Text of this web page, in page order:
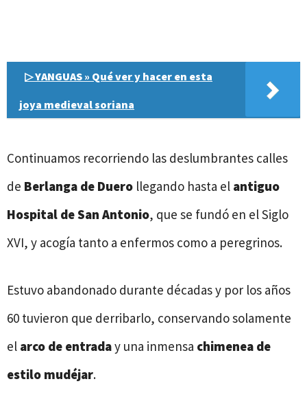
▷ YANGUAS » Qué ver y hacer en esta
joya medieval soriana
Continuamos recorriendo las deslumbrantes calles
de Berlanga de Duero llegando hasta el antiguo
Hospital de San Antonio, que se fundó en el Siglo
XVI, y acogía tanto a enfermos como a peregrinos.
Estuvo abandonado durante décadas y por los años
60 tuvieron que derribarlo, conservando solamente
el arco de entraday una inmensa chimenea de
estilo mudéjar.